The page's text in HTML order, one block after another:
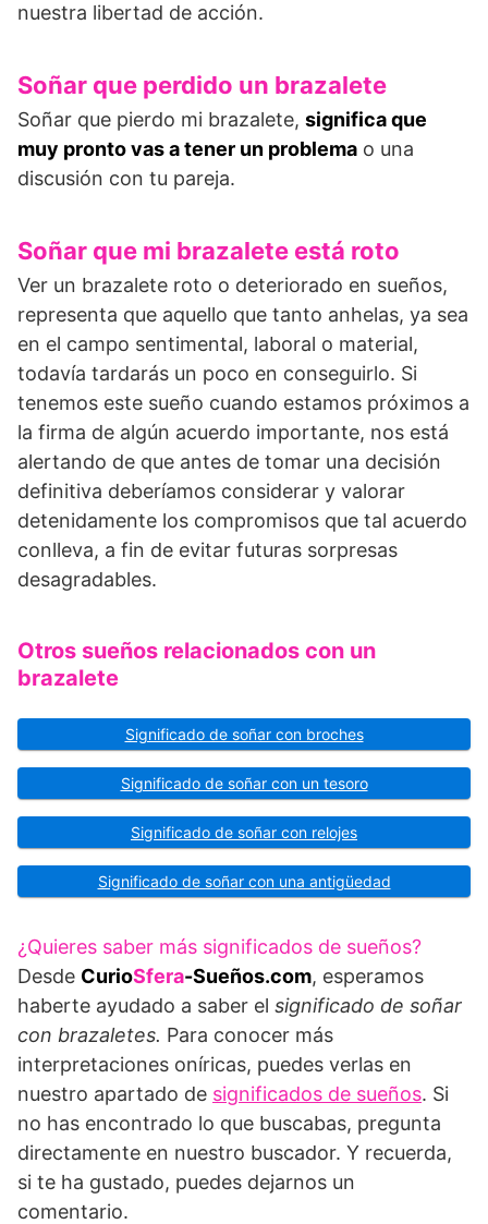
nuestra libertad de acción.
Soñar que perdido un brazalete
Soñar que pierdo mi brazalete, significa que
muy pronto vas a tener un problema o una
discusión con tu pareja.
Soñar que mi brazalete está roto
Ver un brazalete roto o deteriorado en sueños,
representa que aquello que tanto anhelas, ya sea
en el campo sentimental, laboral o material,
todavía tardarás un poco en conseguirlo. Si
tenemos este sueño cuando estamos próximos a
la firma de algún acuerdo importante, nos está
alertando de que antes de tomar una decisión
definitiva deberíamos considerar y valorar
detenidamente los compromisos que tal acuerdo
conlleva, a fin de evitar futuras sorpresas
desagradables.
Otros sueños relacionados con un
brazalete
Significado de soñar con broches
Significado de soñar con un tesoro
Significado de soñar con relojes
Significado de soñar con una antigüedad
¿Quieres saber más significados de sueños?
Desde CurioSfera-Sueños.com, esperamos
haberte ayudado a saber el significado de soñar
con brazaletes. Para conocer más
interpretaciones oníricas, puedes verlas en
nuestro apartado de significados de sueños. Si
no has encontrado lo que buscabas, pregunta
directamente en nuestro buscador. Y recuerda,
si te ha gustado, puedes dejarnos un
comentario.